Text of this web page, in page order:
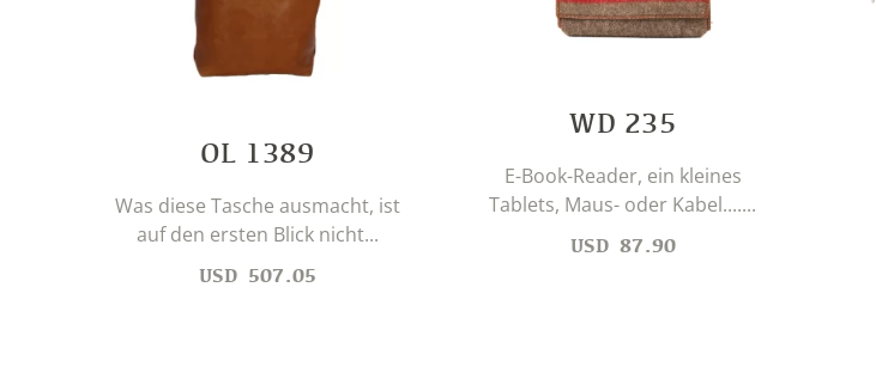
OL 1389
Was diese Tasche ausmacht, ist
auf den ersten Blick nicht...
USD 507.05
WD 235
E-Book-Reader, ein kleines
Tablets, Maus- oder Kabel.......
USD 87.90